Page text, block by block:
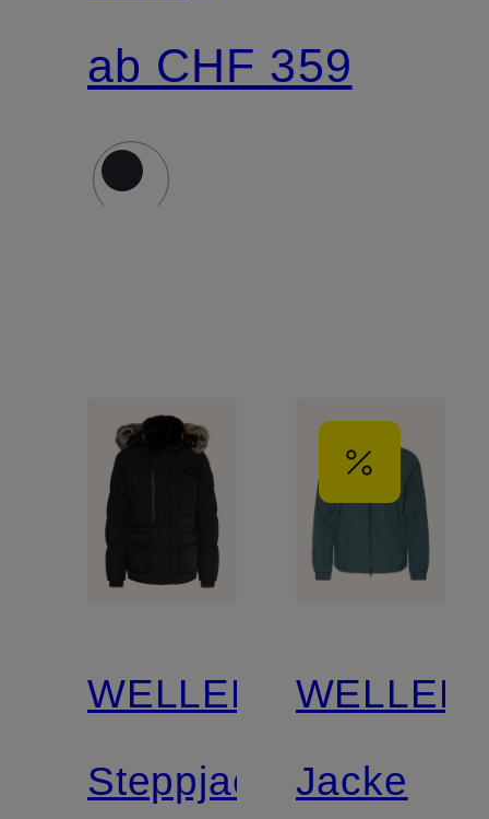
und
winddichtem
Material
ab CHF 359
Kapuze
und
WELLENSTEYN
SteppjackeJacke